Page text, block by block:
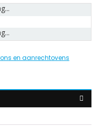
en aanrechtovens